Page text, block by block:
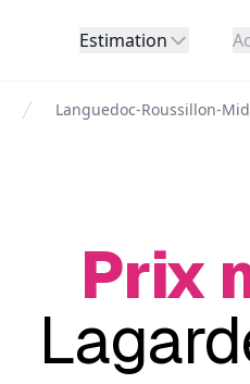
Estimation
Languedoc-Roussillon-
Prix